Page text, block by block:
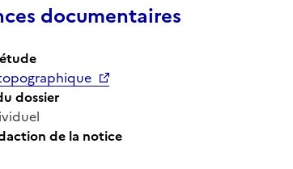
documentaires
dossier
de la notice